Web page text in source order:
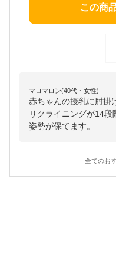
この商
マロマロン(40代・女性)
赤ちゃんの授乳に肘掛
リクライニングが14
姿勢が保てます。
全てのお